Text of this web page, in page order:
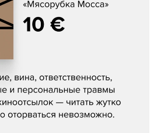
«Мясорубка